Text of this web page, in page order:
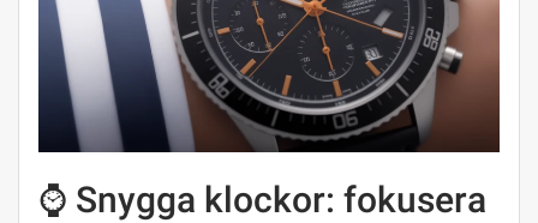
⌚ Snygga klockor: fokusera